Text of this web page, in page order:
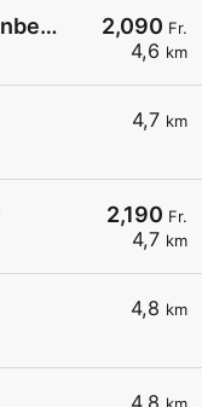
2,090 Fr.
4,6 km
Ruedi Rüssel Tankstelle Lustenberger Landtechnik AG
4,7 km
2,190 Fr.
4,7 km
4,8 km